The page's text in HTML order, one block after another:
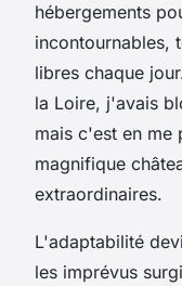
hébergements
incontournables,
libres chaque
la Loire, j'avais
mais c'est en me
magnifique
extraordinaires.
L'adaptabilité
les imprévus